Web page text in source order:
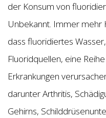
der Konsum von
Unbekannt. Immer mehr
dass fluoridiertes
Fluoridquellen, eine
Erkrankungen
darunter Arthritis,
Gehirns,